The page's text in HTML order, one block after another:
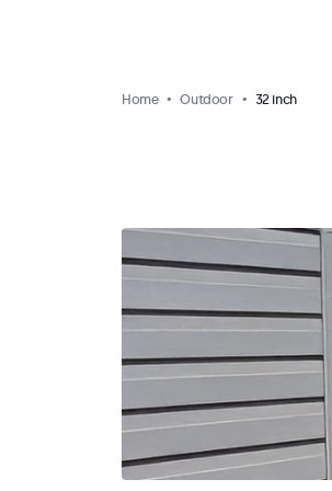
Home Outdoor 32 inch